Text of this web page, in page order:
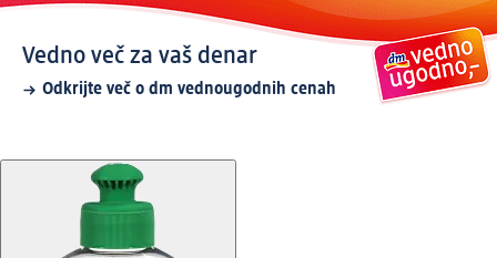
Vedno več za vaš denar
Odkrijte več o dm vednougodnih cenah